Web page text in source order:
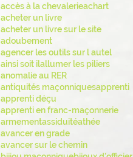
accès à la chevalerieachart
acheter un livre
acheter un livre sur le site
adoubement
agencer les outils sur l autel
ainsi soit ilallumer les piliers
anomalie au RER
antiquités maçonniquesapprenti
apprenti déçu
apprenti en franc-maçonnerie
armementassiduitéathée
avancer en grade
avancer sur le chemin